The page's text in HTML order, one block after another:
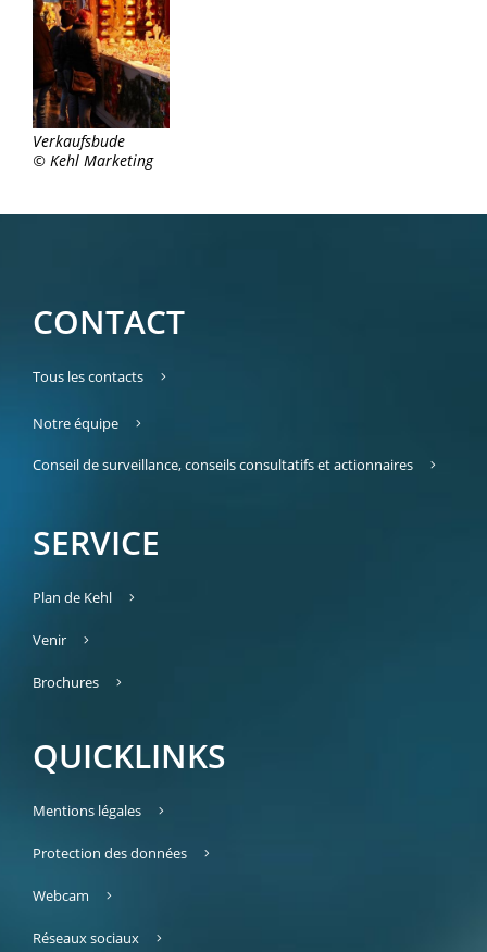
Verkaufsbude
© Kehl Marketing
CONTACT
Tous les contacts
Notre équipe
Conseil de surveillance, conseils consultatifs et actionnaires
SERVICE
Plan de Kehl
Venir
Brochures
QUICKLINKS
Mentions légales
Protection des données
Webcam
Réseaux sociaux